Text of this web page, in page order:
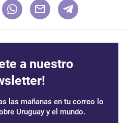
a nuestro
las mañanas en tu correo lo
Uruguay y el mundo.